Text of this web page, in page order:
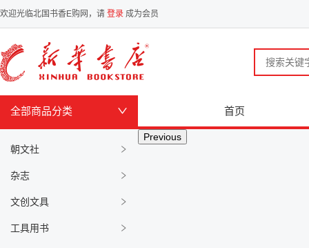
欢迎光临北国书香E购网，请 登录 成为会员
全部商品分类 首页
朝文社
杂志
文创文具
工具用书
Previous